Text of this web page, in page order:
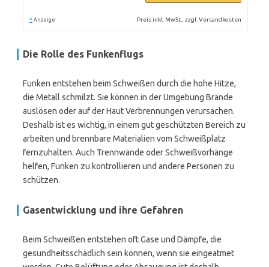
* Anzeige Preis inkl. MwSt., zzgl. Versandkosten
Die Rolle des Funkenflugs
Funken entstehen beim Schweißen durch die hohe Hitze,
die Metall schmilzt. Sie können in der Umgebung Brände
auslösen oder auf der Haut Verbrennungen verursachen.
Deshalb ist es wichtig, in einem gut geschützten Bereich zu
arbeiten und brennbare Materialien vom Schweißplatz
fernzuhalten. Auch Trennwände oder Schweißvorhänge
helfen, Funken zu kontrollieren und andere Personen zu
schützen.
Gasentwicklung und ihre Gefahren
Beim Schweißen entstehen oft Gase und Dämpfe, die
gesundheitsschädlich sein können, wenn sie eingeatmet